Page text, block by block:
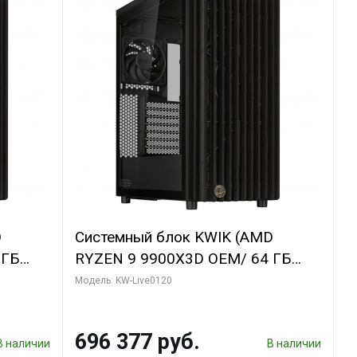
наличии
Системный блок KWIK (AMD
RYZEN 9 9900X3D OEM/ 64 ГБ
ОЗУ/ Afox RTX4090 24GB GDDR6X
Модель: KW-Live0120
696 377 руб. В наличии